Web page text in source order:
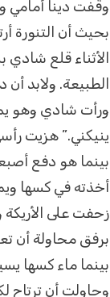
وقفت دينا أمامي
بحيث أن التنورة
الأثناء قلع
الطبيعة. ولابد
ورأت شادي وهو
ينيكني.” هزيت
بينما هو دفع
أخذته في كسها
زحفت على
برفق محاولة أن
بينما ماء كسها
وحاولت أن ترتاح